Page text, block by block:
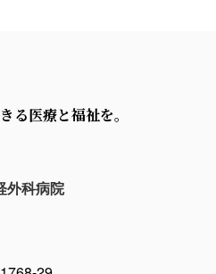
る医療と福祉を。
外科病院